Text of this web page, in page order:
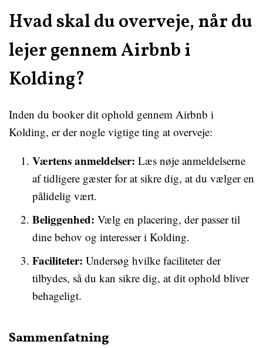
Hvad skal du overveje, når du
lejer gennem Airbnb i
Kolding?
Inden du booker dit ophold gennem Airbnb i
Kolding, er der nogle vigtige ting at overveje:
Værtens anmeldelser: Læs nøje anmeldelserne
af tidligere gæster for at sikre dig, at du vælger en
pålidelig vært.
Beliggenhed: Vælg en placering, der passer til
dine behov og interesser i Kolding.
Faciliteter: Undersøg hvilke faciliteter der
tilbydes, så du kan sikre dig, at dit ophold bliver
behageligt.
Sammenfatning